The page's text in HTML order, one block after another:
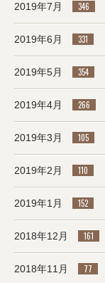
2019年7月 346
2019年6月 331
2019年5月 354
2019年4月 266
2019年3月 105
2019年2月 110
2019年1月 152
2018年12月 161
2018年11月 77